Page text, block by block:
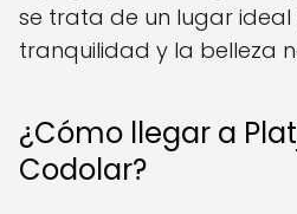
se trata de un lugar
tranquilidad y la belleza
¿Cómo llegar a
Codolar?